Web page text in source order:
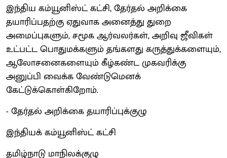
இந்திய கம்யூனிஸ்ட் கட்சி, தேர்தல் அறிக்கை
தயாரிப்பதற்கு ஏதுவாக அனைத்து துறை
அமைப்புகளும், சமூக ஆர்வலர்கள், அறிவு ஜீவிகள்
உட்பட்ட பொதுமக்களும் தங்களது கருத்துக்களையும்,
ஆலோசனைகளையும் கீழ்கண்ட முகவரிக்கு
அனுப்பி வைக்க வேண்டுமெனக்
கேட்டுக்கொள்கிறோம்.
- தேர்தல் அறிக்கை தயாரிப்புக்குழு
இந்தியக் கம்யூனிஸ்ட் கட்சி
தமிழ்நாடு மாநிலக்குழு